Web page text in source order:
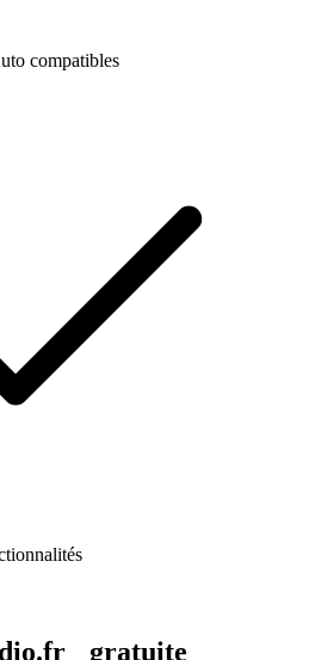
compatibles
gratuite